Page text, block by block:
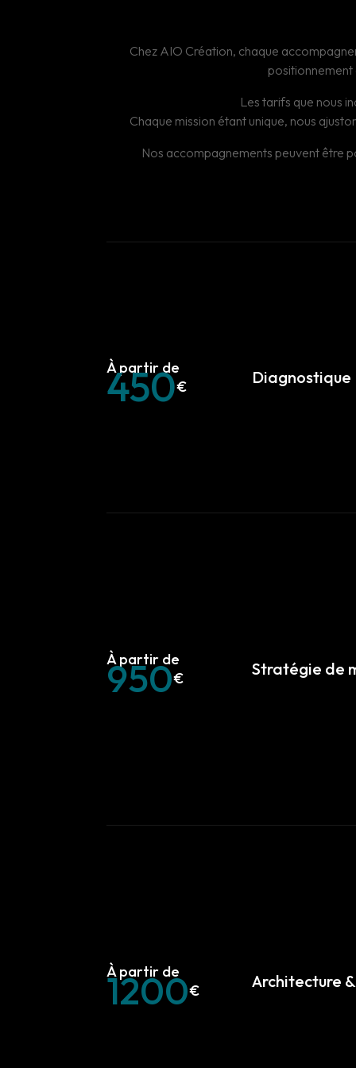
Chez AIO Création, chaque
positionnement
Les tarifs que nous
Chaque mission étant unique, nous
Nos accompagnements peuvent être
450 Diagnostique
950 Stratégie de
1200 Architecture